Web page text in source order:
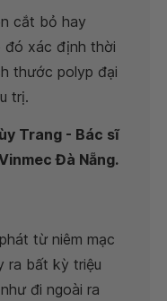
cắt bỏ hay
đó xác định thời
thước polyp đại
trị.
Trang - Bác sĩ
Đà Nẵng.
từ niêm mạc
ra bất kỳ triệu
đi ngoài ra